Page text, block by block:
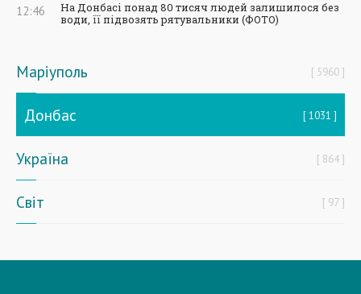
12:46
На Донбасі понад 80 тисяч людей залишилося без
води, її підвозять рятувальники (ФОТО)
Маріуполь 5960
Донбас 1031
Україна 864
Світ 97